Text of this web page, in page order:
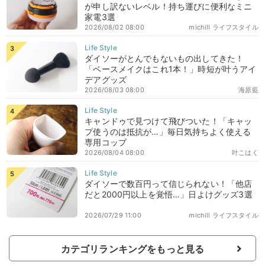
が申し訳ないレベル！持ち運びに便利なミニ
家電3選
michill ライフスタイル
2026/08/02 08:00
ダイソーがとんでもないもの出してきた！
「ベースメイクはこれ1本！」時短が叶うアイ
デアグッズ
海原藍
2026/08/03 08:00
キャンドゥで見つけて飛びついた！「キャッ
プ使うのは抵抗が…」毎日気持ちよく使える
専用コップ
叶こはく
2026/08/04 08:00
ダイソーで数百円って信じられない！「他店
だと2000円以上を覚悟…」日よけグッズ3選
michill ライフスタイル
2026/07/29 11:00
カテゴリランキングをもっと見る